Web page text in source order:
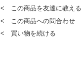
< この商品を友達に教える
< この商品への問合わせ
< 買い物を続ける